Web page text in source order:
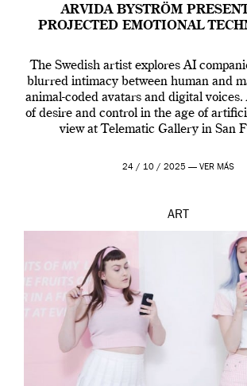
ARVIDA BYSTRÖM
PROJECTED EMOTIONAL
The Swedish artist explores AI
blurred intimacy between human and
animal-coded avatars and digital
of desire and control in the age of
view at Telematic Gallery in San
24 / 10 / 2025 — VER MÁS
ART